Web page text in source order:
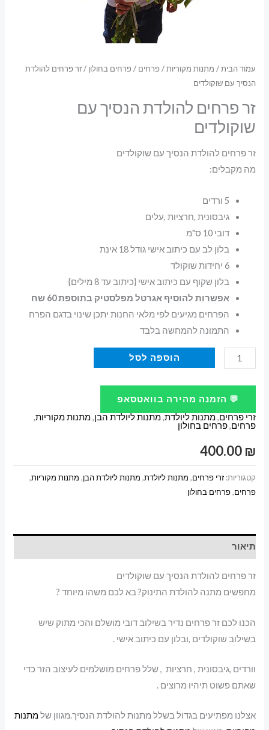
עמוד הבית/ מתנות מקוריות/פרחים /פרחים בחולון / זר פרחים להולדת
הנסיך עם שוקולדים
זר פרחים להולדת הנסיך עם
שוקולדים
זר פרחים להולדת הנסיך עם שוקולדים
מה מקבלים:
5 ורדים
גיבסונית ,חרציות ,עלים
דובי 10 ס"מ
בלון לב עם כיתוב אישי גודל 18 אינת
6 יחידות שוקולד
בלון שקוף עם כיתוב אישי {כיתוב עד 8 מילים}
אפשרות להוסיף אגרטל מפלסטיק בתוספת 60 שח
הפרחים מגיעים לפי מלאי החנות יתכן שינוי בדגם הפרח
התמונה להמחשה בלבד
כמות
של
זר
פרחים
להולדת
עם
שוקולדים
הוספה לסל
💬 הזמנה מהירה בוואטסאפ
זרי פרחים,מתנות ליולדת,מתנות ליולדת הבן,מתנות מקוריות,
פרחים,פרחים בחולון
400.00 ₪
קטגוריות:זרי פרחים, מתנות ליולדת, מתנות ליולדת הבן, מתנות מקוריות,
פרחים,פרחים בחולון
תיאור
זר פרחים להולדת הנסיך עם שוקולדים
מחפשים מתנה להולדת התינוק? בא לכם משהו מיוחד ?
הכנו לכם זר פרחים נדיר בשילוב דובי מושלם והכי מתוק שיש
בשילוב שוקולדים ,ובלון עם כיתוב אישי .
וורדים ,גיבסונית , חרציות , שלל פרחים מושלמים לעיצוב הזר כדי
שאתם פשוט תיהיו מרוצים .
אצלנו מפתיעים בגדול בשלל מתנות להולדת הנסיך.מגוון שלמתנות